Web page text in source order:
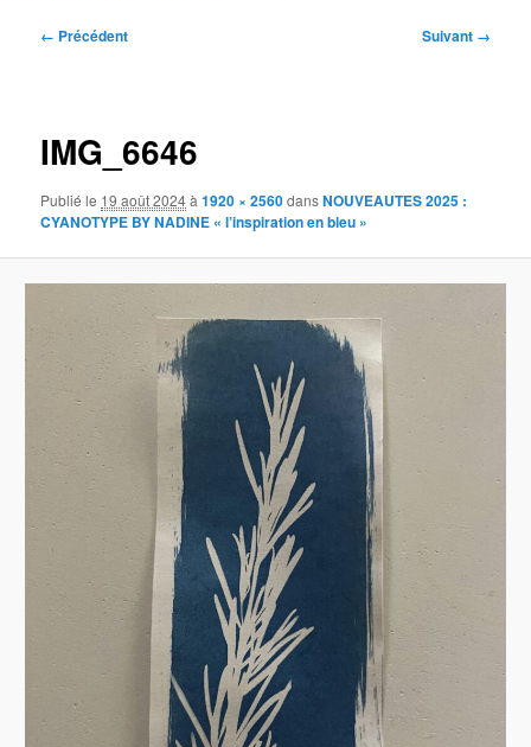
Navigation
← Précédent Suivant →
IMG_6646
Publié le 19 août 2024à1920 × 2560dansNOUVEAUTES 2025 :
CYANOTYPE BY NADINE « l’inspiration en bleu »